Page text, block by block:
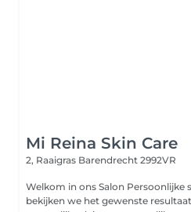
Mi Reina Skin Care
2, Raaigras Barendrecht 2992VR
Welkom in ons Salon Persoonlijke service: Samen met jouw
bekijken we het gewenste